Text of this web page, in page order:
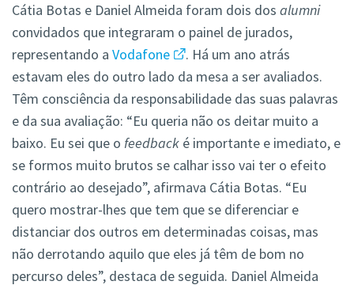
Cátia Botas e Daniel Almeida foram dois dos alumni
convidados que integraram o painel de jurados,
representando a Vodafone
. Há um ano atrás
estavam eles do outro lado da mesa a ser avaliados.
Têm consciência da responsabilidade das suas palavras
e da sua avaliação: “Eu queria não os deitar muito a
baixo. Eu sei que o feedback é importante e imediato, e
se formos muito brutos se calhar isso vai ter o efeito
contrário ao desejado”, afirmava Cátia Botas. “Eu
quero mostrar-lhes que tem que se diferenciar e
distanciar dos outros em determinadas coisas, mas
não derrotando aquilo que eles já têm de bom no
percurso deles”, destaca de seguida. Daniel Almeida